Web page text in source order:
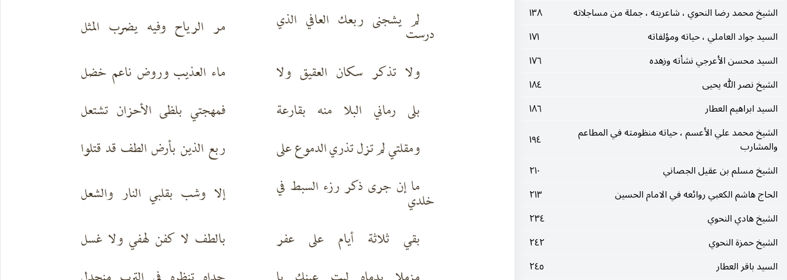
الشيخ محمد رضا النحوي ، شاعريته ، جملة من مساجلاته
١٣٨
السيد جواد العاملي ، حياته ومؤلفاته
١٧١
السيد محسن الأعرجي نشأته وزهده
١٧٦
الشيخ نصر الله يحيى
١٨٤
السيد ابراهيم العطار
١٨٦
الشيخ محمد علي الأعسم ، حياته منظومته في المطاعم
والمشارب
١٩٤
الشيخ مسلم بن عقيل الجصاني
٢١٠
الحاج هاشم الكعبي روائعه في الامام الحسين
٢١٣
الشيخ هادي النحوي
٢٣٤
الشيخ حمزة النحوي
٢٤٢
السيد باقر العطار
٢٤٥
لم يشجنى ربعك العافي الذيدرست
مر الرياح وفيه يضرب المثل
ولا تذكر سكان العقيق ولا
ماء العذيب وروض ناعم خضل
بلى رماني البلا منه بقارعة
فمهجتي بلظى الأحزان تشتعل
ومقلتي لم تزل تذري الدموع على
ربع الذين بأرض الطف قد قتلوا
ما إن جرى ذكر رزء السبط فيخلدي
إلا وشب بقلبي النار والشعل
بقي ثلاثة أيام على عفر
بالطف لا كفن لهفي ولا غسل